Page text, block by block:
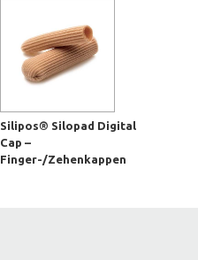
Silipos® Silopad Digital
Cap –
Finger-/Zehenkappen